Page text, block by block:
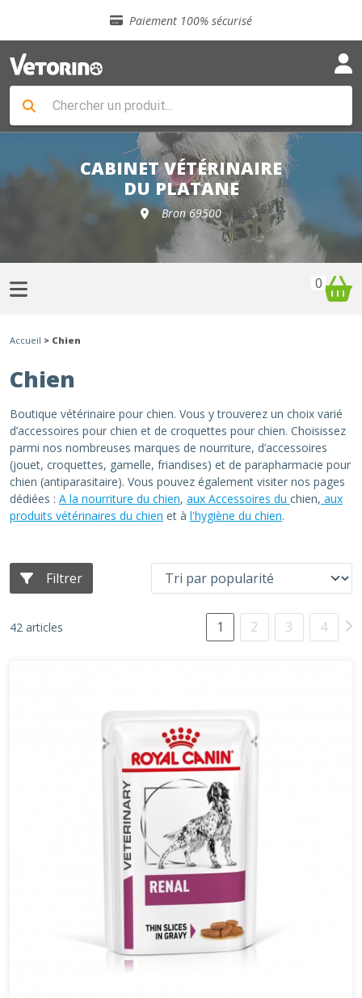
Paiement 100% sécurisé
Livraison gratuite en clinique vétérinaire
Sélection de croquettes vétérinaire
Livraison gratuite en clinique vétérinaire
Retour gratuit en clinique
Sélection de croquettes vétérinaire
CABINET VÉTÉRINAIRE
DU PLATANE
Bron 69500
0
Accueil > Chien
Chien
Boutique vétérinaire pour chien. Vous y trouverez un choix varié
d’accessoires pour chien et de croquettes pour chien. Choisissez
parmi nos nombreuses marques de nourriture, d’accessoires
(jouet, croquettes, gamelle, friandises) et de parapharmacie pour
chien (antiparasitaire). Vous pouvez également visiter nos pages
dédiées : A la nourriture du chien, aux Accessoires du chien, aux
produits vétérinaires du chien et à l'hygiène du chien.
Filtrer
42 articles 1 2 3 4